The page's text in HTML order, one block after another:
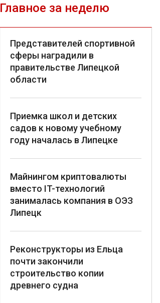
Главное за неделю
Представителей спортивной
сферы наградили в
правительстве Липецкой
области
Приемка школ и детских
садов к новому учебному
году началась в Липецке
Майнингом криптовалюты
вместо IT-технологий
занималась компания в ОЭЗ
Липецк
Реконструкторы из Ельца
почти закончили
строительство копии
древнего судна